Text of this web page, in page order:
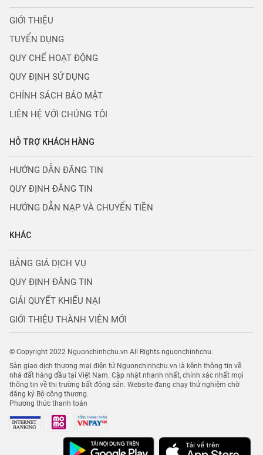
GIỚI THIỆU
TUYỂN DỤNG
QUY CHẾ HOẠT ĐỘNG
QUY ĐỊNH SỬ DỤNG
CHÍNH SÁCH BẢO MẬT
LIÊN HỆ VỚI CHÚNG TÔI
HỖ TRỢ KHÁCH HÀNG
HƯỚNG DẪN ĐĂNG TIN
QUY ĐỊNH ĐĂNG TIN
HƯỚNG DẪN NẠP VÀ CHUYỂN TIỀN
KHÁC
BẢNG GIÁ DỊCH VỤ
QUY ĐỊNH ĐĂNG TIN
GIẢI QUYẾT KHIẾU NẠI
GIỚI THIỆU THÀNH VIÊN MỚI
© Copyright 2022 Nguonchinhchu.vn All Rights nguonchinhchu.
Sàn giao dịch thương mại điện tử Nguonchinhchu.vn là kênh thông tin về
nhà đất hàng đầu tại Việt Nam. Cập nhật nhanh nhất, chính xác nhất mọi
thông tin về thị trường bất động sản. Website đang chạy thử nghiệm chờ
đăng ký Bộ công thương.
Phương thức thanh toán